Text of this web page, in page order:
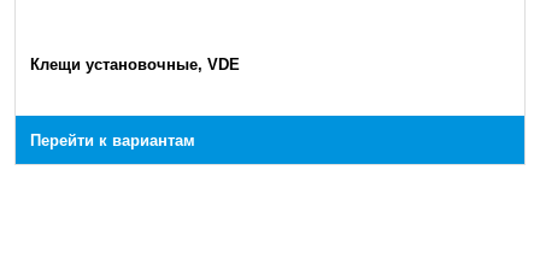
Клещи установочные, VDE
Перейти к вариантам